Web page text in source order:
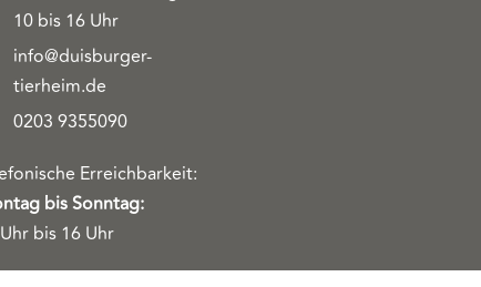
10 bis 16 Uhr
info@duisburger-
tierheim.de
0203 9355090
Erreichbarkeit:
bis Sonntag:
bis 16 Uhr